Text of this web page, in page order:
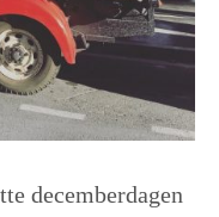
decemberdagen